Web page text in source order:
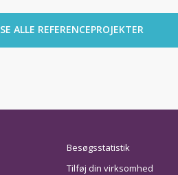
SE ALLE REFERENCEPROJEKTER
Besøgsstatistik
Tilføj din virksomhed